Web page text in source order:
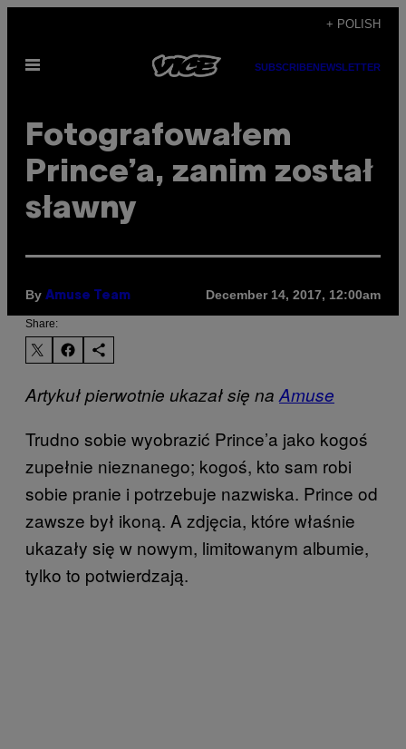
content
+ POLISH
Open
SUBSCRIBENEWSLETTER
Fotografowałem
Prince’a, zanim został
sławny
By Amuse Team December 14, 2017, 12:00am
Share:
Artykuł pierwotnie ukazał się na Amuse
Trudno sobie wyobrazić Prince’a jako kogoś
zupełnie nieznanego; kogoś, kto sam robi
sobie pranie i potrzebuje nazwiska. Prince od
zawsze był ikoną. A zdjęcia, które właśnie
ukazały się w nowym, limitowanym albumie,
tylko to potwierdzają.